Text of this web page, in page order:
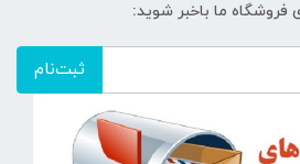
ما باخبر شوید:
ثبت‌نام